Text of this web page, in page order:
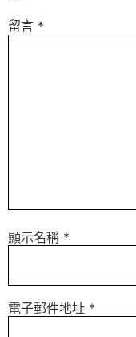
留言 *
顯示名稱 *
電子郵件地址 *